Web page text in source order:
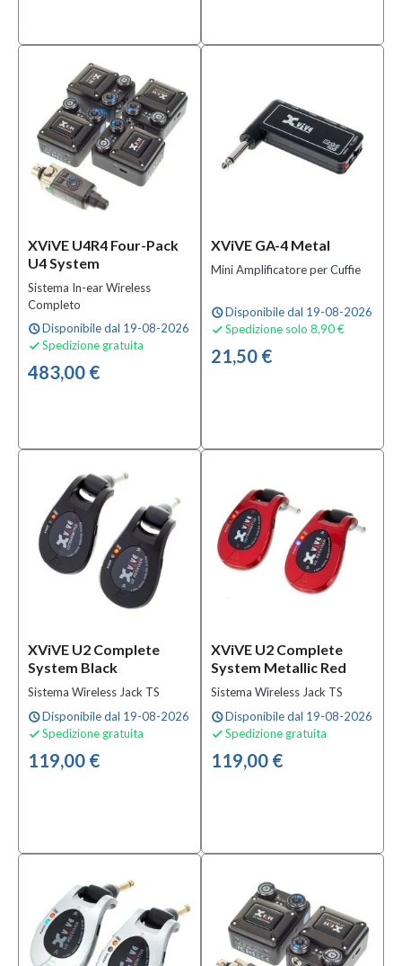
XViVE U4R4 Four-Pack
U4 System
Sistema In-ear Wireless
Completo
scheduleDisponibile dal 19-08-2026
 Spedizione gratuita
483,00 €
XViVE GA-4 Metal
Mini Amplificatore per Cuffie
scheduleDisponibile dal 19-08-2026
 Spedizione solo 8,90 €
21,50 €
XViVE U2 Complete
System Black
Sistema Wireless Jack TS
scheduleDisponibile dal 19-08-2026
 Spedizione gratuita
119,00 €
XViVE U2 Complete
System Metallic Red
Sistema Wireless Jack TS
scheduleDisponibile dal 19-08-2026
 Spedizione gratuita
119,00 €